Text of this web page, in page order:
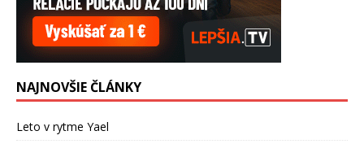
NAJNOVŠIE ČLÁNKY
Leto v rytme Yael